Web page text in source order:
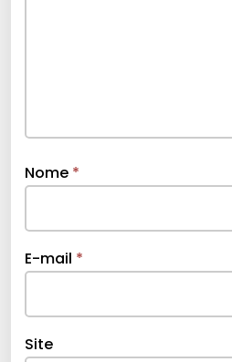
Nome *
E-mail *
Site